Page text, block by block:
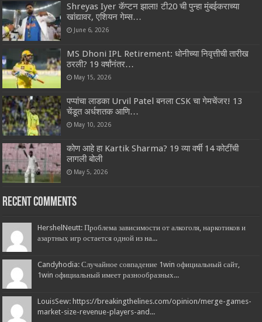
Shreyas Iyer कॅप्टन झाला! टी20 ची पुन्हा मुंबईकराच्या
खांद्यावर, एशियन गेम्स…
June 6, 2026
MS Dhoni IPL Retirement: धोनीच्या निवृत्तीची तारीख
ठरली? 19 वर्षांनंतर…
May 15, 2026
पप्पांचा लाडका Urvil Patel बनला CSK चा गेमचेंजर! 13
चेंडूत अर्धशतक आणि…
May 10, 2026
कोण आहे हा Kartik Sharma? 19 व्या वर्षी 14 कोटींची
लागली बोली
May 5, 2026
Recent Comments
HershelNeutt: Проблема зависимости от алкоголя, наркотиков и
азартных игр остается одной из на...
Candyhodia: Случайное совпадение 1win официальный сайт,
1win официальный имеет разнообразных...
LouisSew: https://breakingthelines.com/opinion/merge-games-
market-size-revenue-players-and...